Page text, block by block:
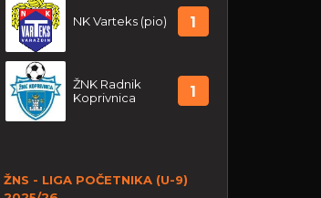
NK Varteks (pio) 1
ŽNK Radnik
Koprivnica
1
ŽNS - LIGA POČETNIKA (U-9)